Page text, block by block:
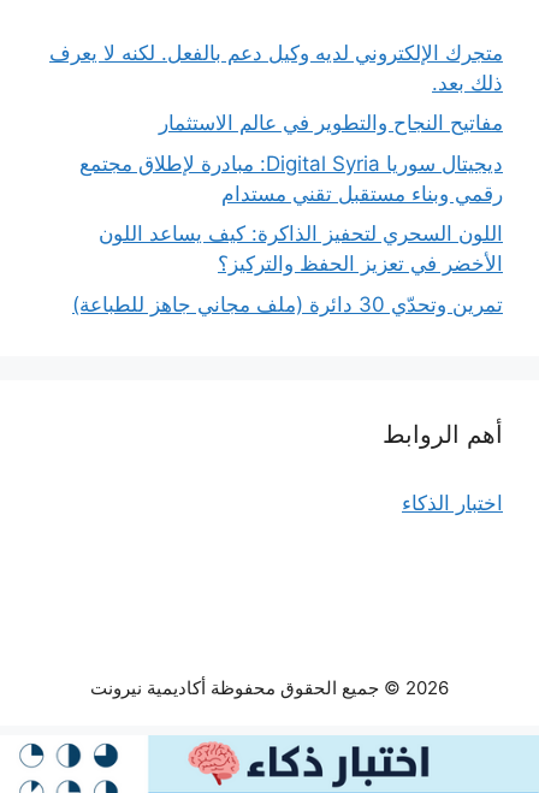
متجرك الإلكتروني لديه وكيل دعم بالفعل. لكنه لا يعرف
ذلك بعد.
مفاتيح النجاح والتطوير في عالم الاستثمار
ديجيتال سوريا Digital Syria: مبادرة لإطلاق مجتمع
رقمي وبناء مستقبل تقني مستدام
اللون السحري لتحفيز الذاكرة: كيف يساعد اللون
الأخضر في تعزيز الحفظ والتركيز؟
تمرين وتحدّي 30 دائرة (ملف مجاني جاهز للطباعة)
أهم الروابط
اختبار الذكاء
2026 © جميع الحقوق محفوظة أكاديمية نيرونت